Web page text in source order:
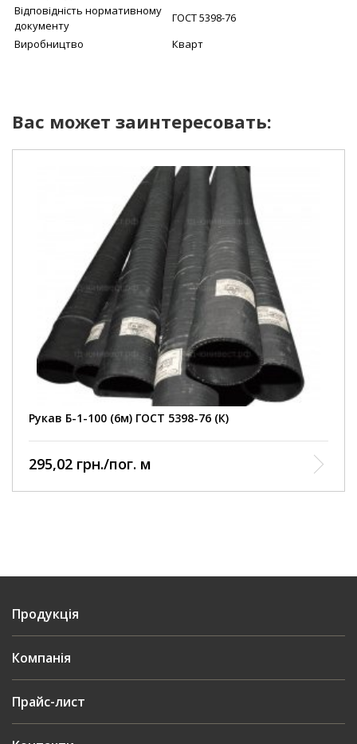
Відповідність нормативному
документу
ГОСТ 5398-76
Виробництво
Кварт
Вас может заинтересовать:
Рукав Б-1-100 (6м) ГОСТ 5398-76 (К)
Внутрішній діаметр
3 Атм
Умови покупки
від 1 шт
Колір рукава
чорний
Довжина рукава
6000 мм
Конструкція
армований ниткою та
металевою спіраллю
Діапазон робочих
температур
від -35 до +90 С
Відповідність
нормативному документу
ГОСТ 5398-76
Кварт
295,02 грн./пог. м
Продукція
Компанія
Прайс-лист